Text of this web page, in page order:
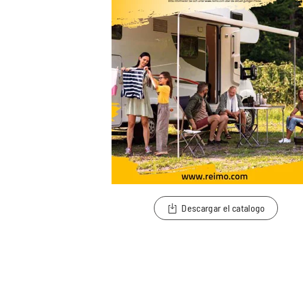
Descargar el catalogo